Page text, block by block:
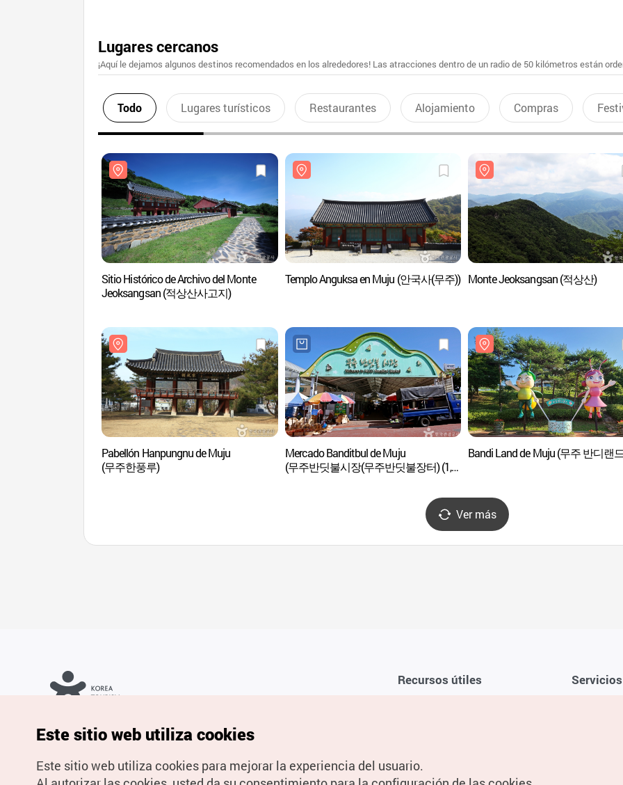
Lugares cercanos
¡Aquí le dejamos algunos destinos recomendados en los alrededores! Las atracciones dentro de un radio de 50 kilómetros están
Todo Lugares turísticos Restaurantes Alojamiento Compras
Sitio Histórico de Archivo del Monte
Jeoksangsan (적상산사고지)
Templo Anguksa en Muju (안국사(무주)) Monte Jeoksangsan (적상산)
Pabellón Hanpungnu de Muju
(무주한풍루)
Mercado Banditbul de Muju
(무주반딧불시장(무주반딧불장터) (1,
Bandi Land de Muju (무주 반디랜
Ver más
Recursos útiles
Guías digitales
Servicios
derechos reservados.
Para informes de errores y cuestiones relacionadas con el sitio
spanish@knto.or.kr
Este sitio web utiliza cookies
Este sitio web utiliza cookies para mejorar la experiencia del usuario.